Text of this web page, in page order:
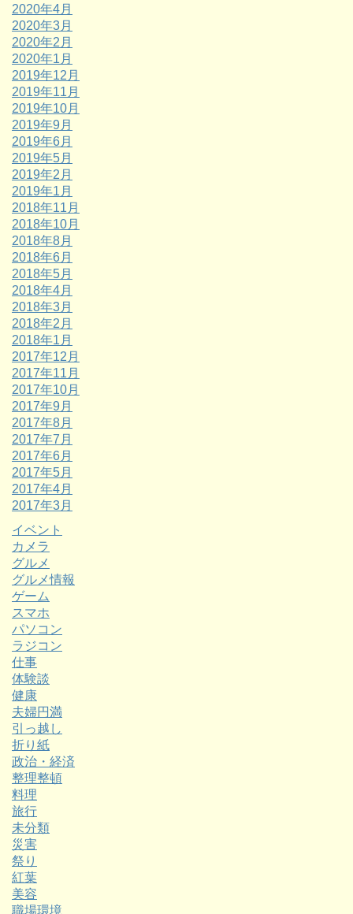
2020年4月
2020年3月
2020年2月
2020年1月
2019年12月
2019年11月
2019年10月
2019年9月
2019年6月
2019年5月
2019年2月
2019年1月
2018年11月
2018年10月
2018年8月
2018年6月
2018年5月
2018年4月
2018年3月
2018年2月
2018年1月
2017年12月
2017年11月
2017年10月
2017年9月
2017年8月
2017年7月
2017年6月
2017年5月
2017年4月
2017年3月
イベント
カメラ
グルメ
グルメ情報
ゲーム
スマホ
パソコン
ラジコン
仕事
体験談
健康
夫婦円満
引っ越し
折り紙
政治・経済
整理整頓
料理
旅行
未分類
災害
祭り
紅葉
美容
職場環境